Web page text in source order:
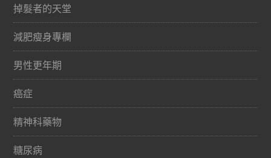
掉髮者的天堂
減肥瘦身專欄
男性更年期
癌症
精神科藥物
糖尿病